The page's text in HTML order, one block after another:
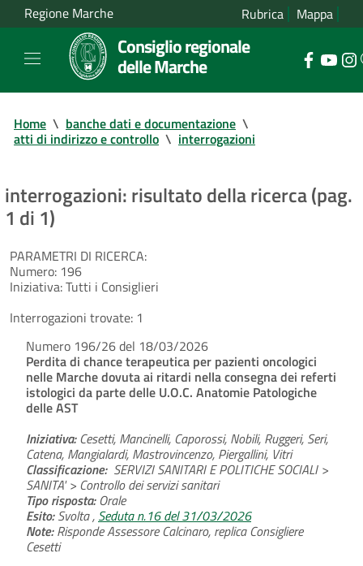
Regione Marche Rubrica Mappa
Consiglio regionale
delle Marche
Home \ banche dati e documentazione \
atti di indirizzo e controllo \ interrogazioni
interrogazioni: risultato della ricerca (pag.
1 di 1)
PARAMETRI DI RICERCA:
Numero: 196
Iniziativa:Tutti i Consiglieri
Interrogazioni trovate: 1
Numero 196/26 del 18/03/2026
Perdita di chance terapeutica per pazienti oncologici
nelle Marche dovuta ai ritardi nella consegna dei referti
istologici da parte delle U.O.C. Anatomie Patologiche
delle AST
Iniziativa:Cesetti, Mancinelli, Caporossi, Nobili, Ruggeri, Seri,
Catena, Mangialardi, Mastrovincenzo, Piergallini, Vitri
Classificazione: SERVIZI SANITARI E POLITICHE SOCIALI >
SANITA' > Controllo dei servizi sanitari
Tipo risposta:Orale
Esito:Svolta , Seduta n.16 del 31/03/2026
Note:Risponde Assessore Calcinaro, replica Consigliere
Cesetti